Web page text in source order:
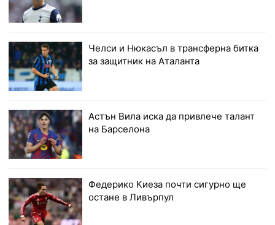
Челси и Нюкасъл в трансферна битка
за защитник на Аталанта
Астън Вила иска да привлече талант
на Барселона
Федерико Киеза почти сигурно ще
остане в Ливърпул